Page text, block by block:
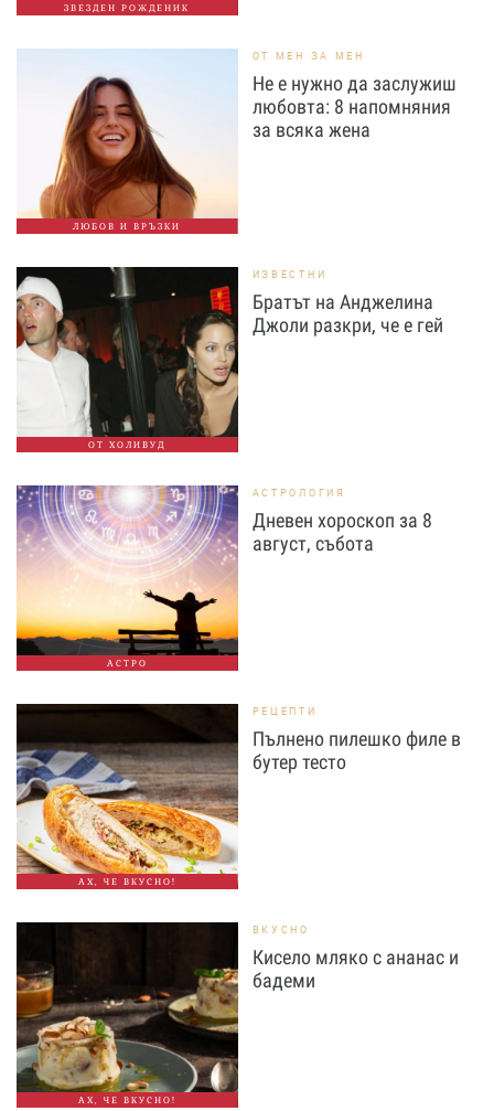
ЗВЕЗДЕН РОЖДЕНИК
ЛЮБОВ И ВРЪЗКИ
ОТ МЕН ЗА МЕН
Не е нужно да заслужиш
любовта: 8 напомняния
за всяка жена
ОТ ХОЛИВУД
ИЗВЕСТНИ
Братът на Анджелина
Джоли разкри, че е гей
АСТРО
АСТРОЛОГИЯ
Дневен хороскоп за 8
август, събота
АХ, ЧЕ ВКУСНО!
РЕЦЕПТИ
Пълнено пилешко филе в
бутер тесто
АХ, ЧЕ ВКУСНО!
ВКУСНО
Кисело мляко с ананас и
бадеми